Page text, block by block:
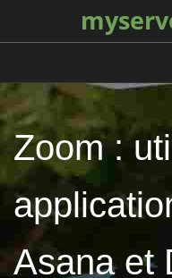
Zoom :
Asana et